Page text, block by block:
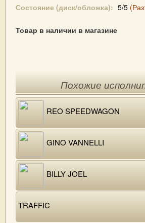
Состояние (диск/обложка): 5/5
Товар в наличии в магазине
Похожие
REO SPEEDWAGON
GINO VANNELLI
BILLY JOEL
TRAFFIC